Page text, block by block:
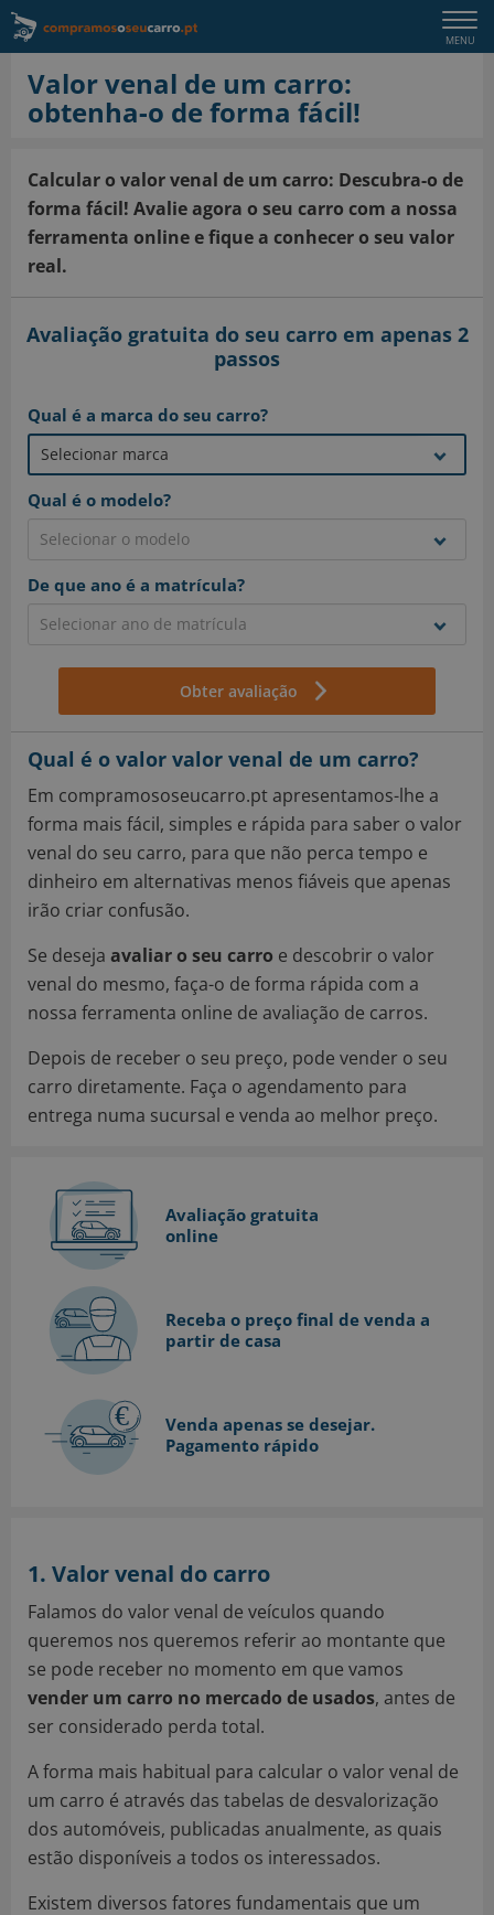
MENU
Valor venal de um carro:
obtenha-o de forma fácil!
Calcular o valor venal de um carro: Descubra-o de
forma fácil! Avalie agora o seu carro com a nossa
ferramenta online e fique a conhecer o seu valor
real.
Avaliação gratuita do seu carro em apenas 2
passos
Qual é a marca do seu carro?
Qual é o modelo?
De que ano é a matrícula?
Obter avaliação
Qual é o valor valor venal de um carro?
Em compramososeucarro.pt apresentamos-lhe a
forma mais fácil, simples e rápida para saber o valor
venal do seu carro, para que não perca tempo e
dinheiro em alternativas menos fiáveis que apenas
irão criar confusão.
Se deseja avaliar o seu carro e descobrir o valor
venal do mesmo, faça-o de forma rápida com a
nossa ferramenta online de avaliação de carros.
Depois de receber o seu preço, pode vender o seu
carro diretamente. Faça o agendamento para
entrega numa sucursal e venda ao melhor preço.
Avaliação gratuita
online
Receba o preço final de venda a
partir de casa
Venda apenas se desejar.
Pagamento rápido
1. Valor venal do carro
Falamos do valor venal de veículos quando
queremos nos queremos referir ao montante que
se pode receber no momento em que vamos
vender um carro no mercado de usados, antes de
ser considerado perda total.
A forma mais habitual para calcular o valor venal de
um carro é através das tabelas de desvalorização
dos automóveis, publicadas anualmente, as quais
estão disponíveis a todos os interessados.
Existem diversos fatores fundamentais que um